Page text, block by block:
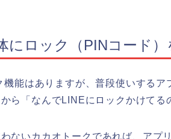
にロック（PINコード
機能はありますが、普段使いする
ら「なんでLINEにロックかけてる
ないカカオトークであれば、アプ